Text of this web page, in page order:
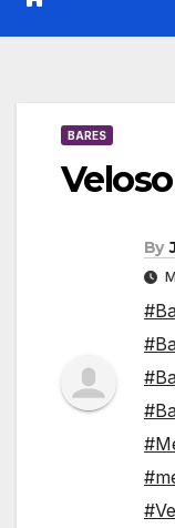
BARES
By